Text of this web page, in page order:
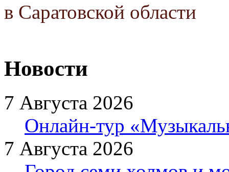
в Саратовской области
Новости
7 Августа 2026
Онлайн-тур
7 Августа 2026